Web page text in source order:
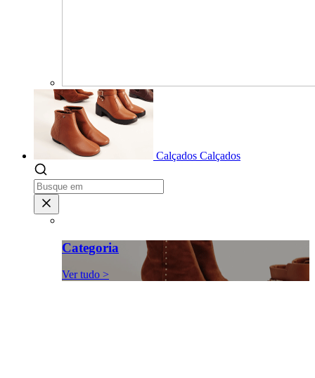
Calçados Calçados
Categoria
Ver tudo >